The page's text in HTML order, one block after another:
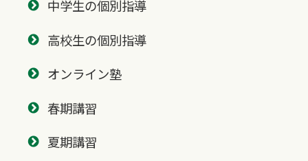
中学生の個別指導
高校生の個別指導
オンライン塾
春期講習
夏期講習